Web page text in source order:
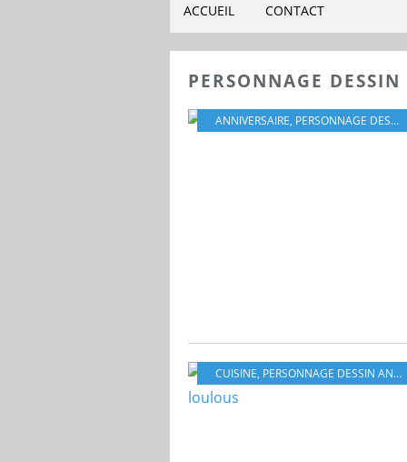
ACCUEIL CONTACT
PERSONNAGE
ANNIVERSAIRE, PERSONNAGE DESSIN ANIMÉ
CUISINE, PERSONNAGE DESSIN ANIMÉ